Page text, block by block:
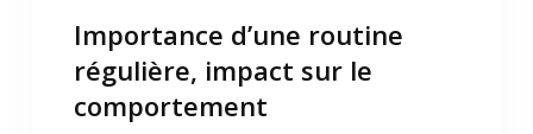
Importance d’une routine
régulière, impact sur le
comportement